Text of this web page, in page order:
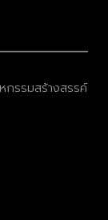
รรมสร้างสรรค์